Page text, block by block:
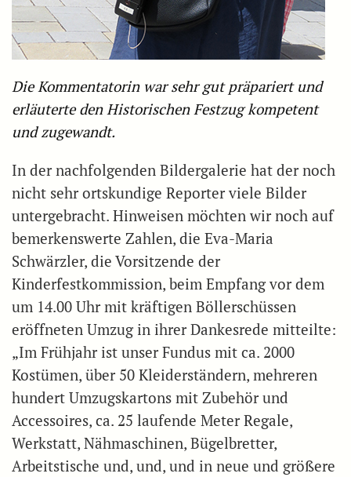
Die Kommentatorin war sehr gut präpariert und
erläuterte den Historischen Festzug kompetent
und zugewandt.
In der nachfolgenden Bildergalerie hat der noch
nicht sehr ortskundige Reporter viele Bilder
untergebracht. Hinweisen möchten wir noch auf
bemerkenswerte Zahlen, die Eva-Maria
Schwärzler, die Vorsitzende der
Kinderfestkommission, beim Empfang vor dem
um 14.00 Uhr mit kräftigen Böllerschüssen
eröffneten Umzug in ihrer Dankesrede mitteilte:
„Im Frühjahr ist unser Fundus mit ca. 2000
Kostümen, über 50 Kleiderständern, mehreren
hundert Umzugskartons mit Zubehör und
Accessoires, ca. 25 laufende Meter Regale,
Werkstatt, Nähmaschinen, Bügelbretter,
Arbeitstische und, und, und in neue und größere